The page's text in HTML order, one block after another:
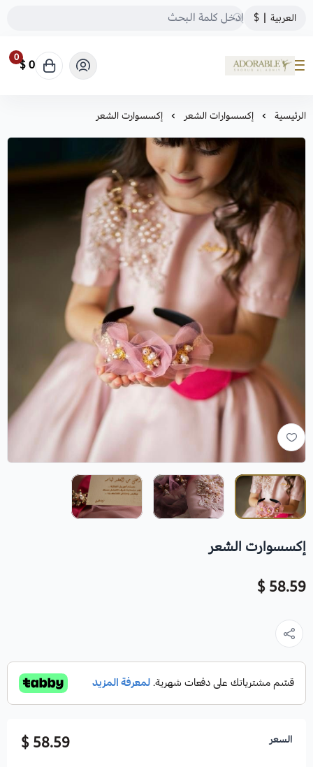
العربية |
$
ADORABLE
0 0 $
الرئيسية إكسسوارات الشعر إكسسوارت الشعر
إكسسوارت الشعر
58.59 $
السعر 58.59 $